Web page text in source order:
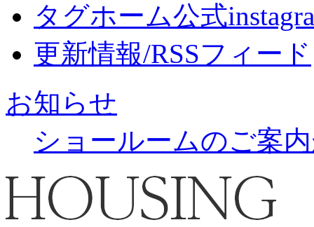
タグホーム公式
更新情報/RSSフィード
お知らせ
ショールームのご案